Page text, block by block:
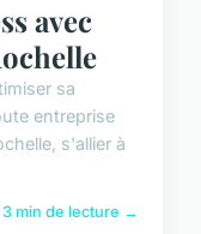
avec
sa
entreprise
s'allier à
3 min de lecture →